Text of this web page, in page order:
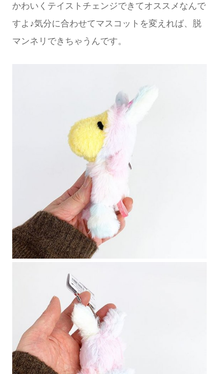
かわいくテイストチェンジできてオススメなんで
すよ♪気分に合わせてマスコットを変えれば、脱
マンネリできちゃうんです。